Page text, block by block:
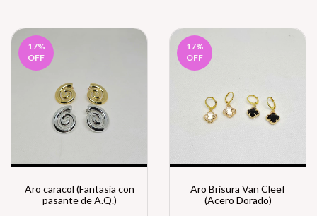
17%
OFF
Aro caracol (Fantasía con
pasante de A.Q.)
17%
OFF
Aro Brisura Van Cleef
(Acero Dorado)